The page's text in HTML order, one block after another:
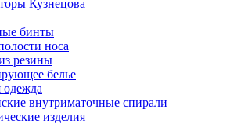
Кузнецова
бинты
носа
резины
белье
одежда
внутриматочные спирали
изделия